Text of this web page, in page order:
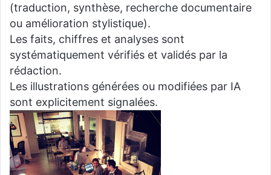
(traduction, synthèse, recherche documentaire
ou amélioration stylistique).
Les faits, chiffres et analyses sont
systématiquement vérifiés et validés par la
rédaction.
Les illustrations générées ou modifiées par IA
sont explicitement signalées.